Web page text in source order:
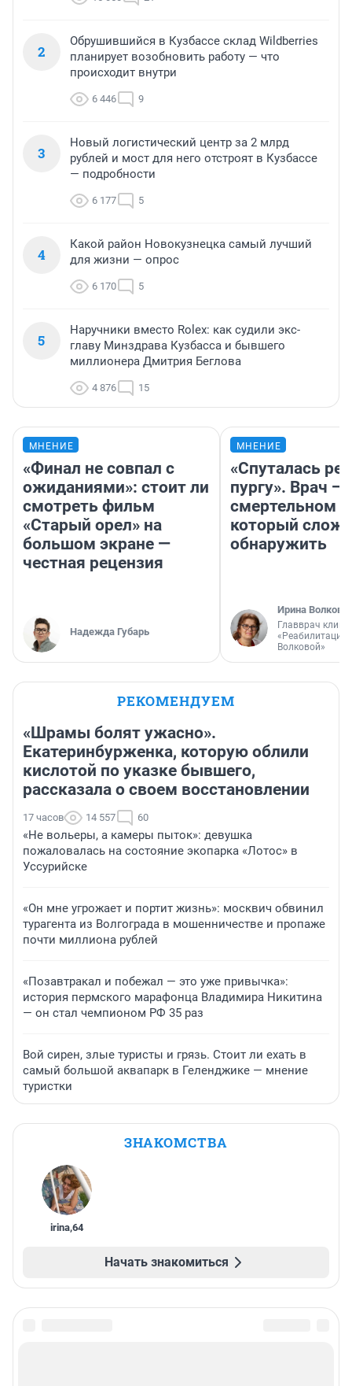
2
Обрушившийся в Кузбассе склад Wildberries
планирует возобновить работу — что
происходит внутри
6 446 9
3
Новый логистический центр за 2 млрд
рублей и мост для него отстроят в Кузбассе
— подробности
6 177 5
4
Какой район Новокузнецка самый лучший
для жизни — опрос
6 170 5
5
Наручники вместо Rolex: как судили экс-
главу Минздрава Кузбасса и бывшего
миллионера Дмитрия Беглова
4 876 15
МНЕНИЕ
«Финал не совпал с
ожиданиями»: стоит ли
смотреть фильм
«Старый орел» на
большом экране —
честная рецензия
Надежда Губарь
МНЕНИЕ
«Спуталась
пургу». Врач —
смертельном
который
обнаружить
Ирина Волкова
Главврач
«Реабилитация
Волковой»
РЕКОМЕНДУЕМ
«Шрамы болят ужасно».
Екатеринбурженка, которую облили
кислотой по указке бывшего,
рассказала о своем восстановлении
17 часов 14 557 60
«Не вольеры, а камеры пыток»: девушка
пожаловалась на состояние экопарка «Лотос» в
Уссурийске
«Он мне угрожает и портит жизнь»: москвич обвинил
турагента из Волгограда в мошенничестве и пропаже
почти миллиона рублей
«Позавтракал и побежал — это уже привычка»:
история пермского марафонца Владимира Никитина
— он стал чемпионом РФ 35 раз
Вой сирен, злые туристы и грязь. Стоит ли ехать в
самый большой аквапарк в Геленджике — мнение
туристки
ЗНАКОМСТВА
irina,64
Начать знакомиться